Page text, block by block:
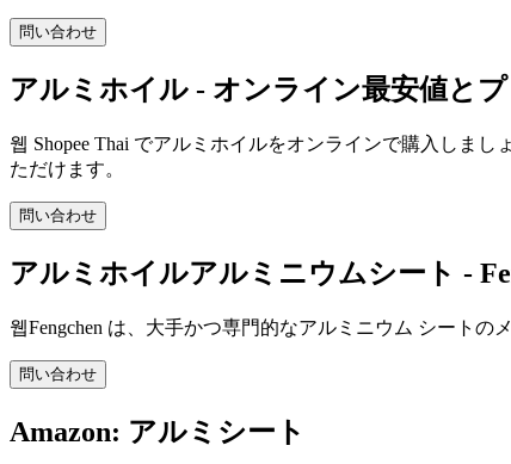
問い合わせ
アルミホイル - オンライン最安値と
웹 Shopee Thai でアルミホイルをオンラインで購入しま
ただけます。
問い合わせ
アルミホイルアルミニウムシート -
웹Fengchen は、大手かつ専門的なアルミニウム シート
問い合わせ
Amazon: アルミシート